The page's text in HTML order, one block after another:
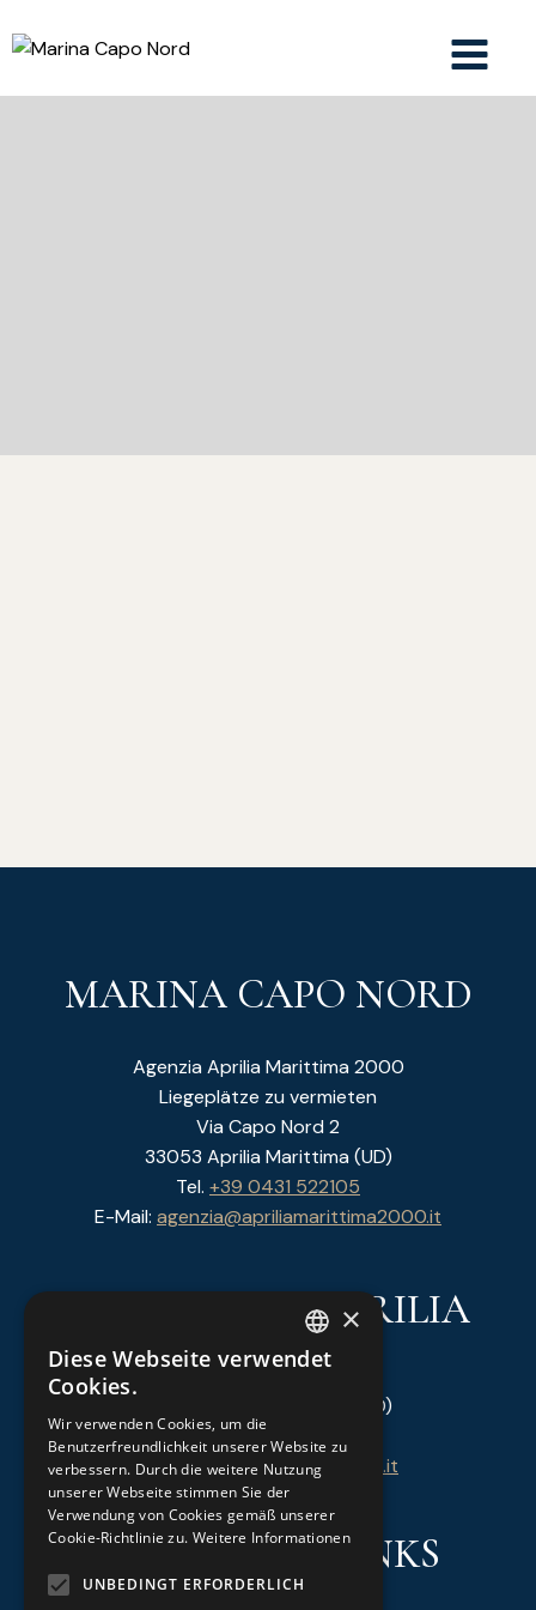
MARINA CAPO NORD
Agenzia Aprilia Marittima 2000
Liegeplätze zu vermieten
Via Capo Nord 2
33053 Aprilia Marittima (UD)
Tel. +39 0431 522105
E-Mail: agenzia@apriliamarittima2000.it
CANTIERI DI APRILIA
33053 Aprilia Marittima (UD)
Tel. +39 0431 53146
E-Mail:info@cantieridiaprilia.it
NÜTZLICHE LINKS
ITALIAN
×
Diese Webseite verwendet
Cookies.
Wir verwenden Cookies, um die
Benutzerfreundlichkeit unserer Website zu
verbessern. Durch die weitere Nutzung
unserer Webseite stimmen Sie der
Verwendung von Cookies gemäß unserer
Cookie-Richtlinie zu. Weitere Informationen
UNBEDINGT ERFORDERLICH